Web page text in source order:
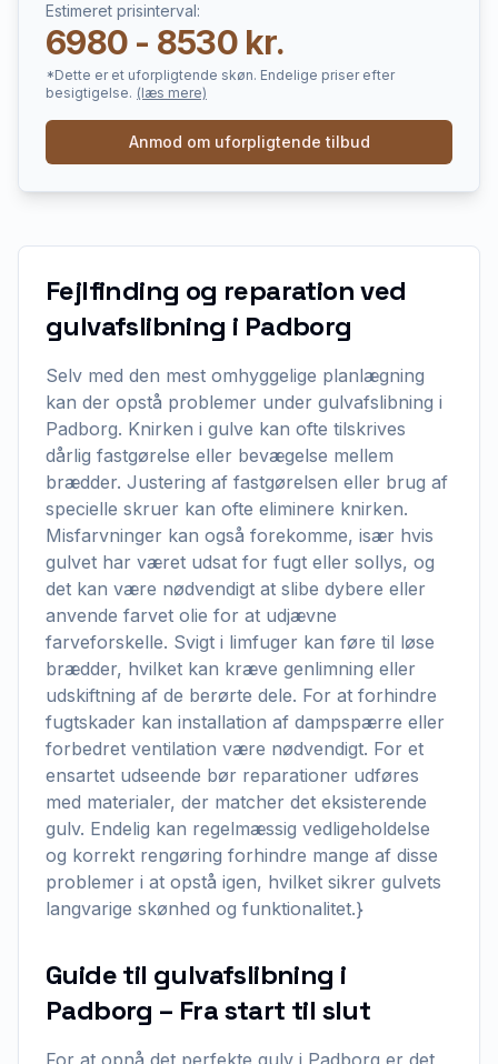
Estimeret prisinterval:
6980 - 8530 kr.
*Dette er et uforpligtende skøn. Endelige priser efter
besigtigelse. (læs mere)
Anmod om uforpligtende tilbud
Fejlfinding og reparation ved
gulvafslibning i Padborg
Selv med den mest omhyggelige planlægning
kan der opstå problemer under gulvafslibning i
Padborg. Knirken i gulve kan ofte tilskrives
dårlig fastgørelse eller bevægelse mellem
brædder. Justering af fastgørelsen eller brug af
specielle skruer kan ofte eliminere knirken.
Misfarvninger kan også forekomme, især hvis
gulvet har været udsat for fugt eller sollys, og
det kan være nødvendigt at slibe dybere eller
anvende farvet olie for at udjævne
farveforskelle. Svigt i limfuger kan føre til løse
brædder, hvilket kan kræve genlimning eller
udskiftning af de berørte dele. For at forhindre
fugtskader kan installation af dampspærre eller
forbedret ventilation være nødvendigt. For et
ensartet udseende bør reparationer udføres
med materialer, der matcher det eksisterende
gulv. Endelig kan regelmæssig vedligeholdelse
og korrekt rengøring forhindre mange af disse
problemer i at opstå igen, hvilket sikrer gulvets
langvarige skønhed og funktionalitet.}
Guide til gulvafslibning i
Padborg – Fra start til slut
For at opnå det perfekte gulv i Padborg er det